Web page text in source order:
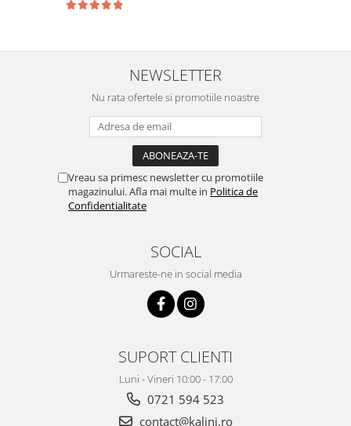
NEWSLETTER
Nu rata ofertele si promotiile noastre
Vreau sa primesc newsletter cu promotiile
magazinului. Afla mai multe in Politica de
Confidentialitate
SOCIAL
Urmareste-ne in social media
SUPORT CLIENTI
Luni - Vineri 10:00 - 17:00
0721 594 523
contact@kalini.ro